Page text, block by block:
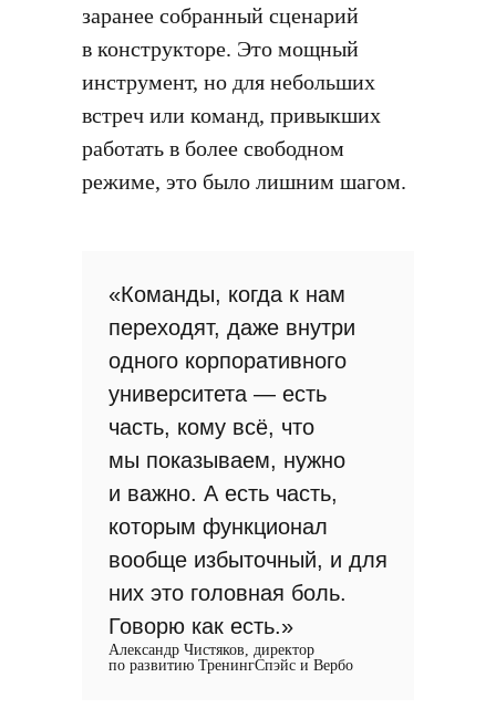
заранее собранный сценарий
в конструкторе. Это мощный
инструмент, но для небольших
встреч или команд, привыкших
работать в более свободном
режиме, это было лишним шагом.
«Команды, когда к нам
переходят, даже внутри
одного корпоративного
университета — есть
часть, кому всё, что
мы показываем, нужно
и важно. А есть часть,
которым функционал
вообще избыточный, и для
них это головная боль.
Говорю как есть.»
Александр Чистяков, директор
по развитию ТренингСпэйс и Вербо